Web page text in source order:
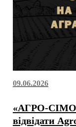
09.06.2026
«АГРО-
відвідати